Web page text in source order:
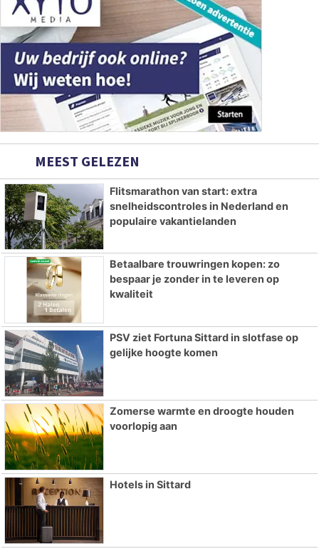
MEEST GELEZEN
Flitsmarathon van start: extra
snelheidscontroles in Nederland en
populaire vakantielanden
Betaalbare trouwringen kopen: zo
bespaar je zonder in te leveren op
kwaliteit
PSV ziet Fortuna Sittard in slotfase op
gelijke hoogte komen
Zomerse warmte en droogte houden
voorlopig aan
Hotels in Sittard